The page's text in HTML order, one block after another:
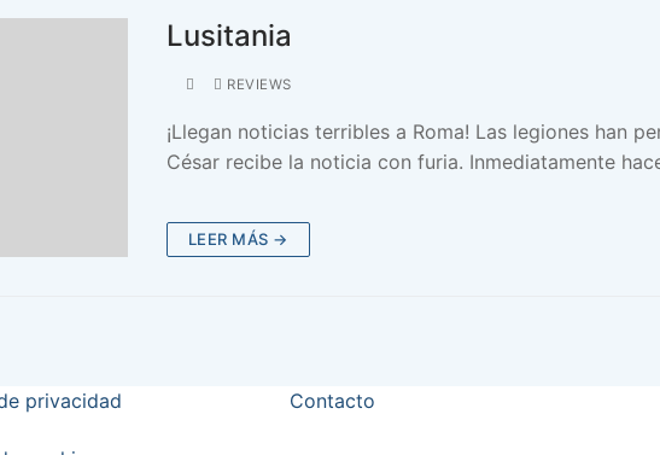
Lusitania
REVIEWS
¡Llegan noticias terribles a Roma! Las legiones han
César recibe la noticia con furia. Inmediatamente
LEER MÁS →
privacidad Contacto